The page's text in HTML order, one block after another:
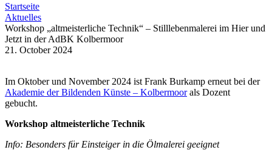
Startseite
Aktuelles
Workshop „altmeisterliche Technik“ – Stilllebenmalerei im Hier und
Jetzt in der AdBK Kolbermoor
21. October 2024
Im Oktober und November 2024 ist Frank Burkamp erneut bei der
Akademie der Bildenden Künste – Kolbermoorals Dozent
gebucht.
Workshop altmeisterliche Technik
Info: Besonders für Einsteiger in die Ölmalerei geeignet